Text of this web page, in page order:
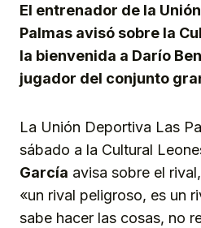
El entrenador de la
Palmas avisó sobre la
la bienvenida a Darío
jugador del conjunto
La Unión Deportiva Las
sábado a la Cultural
García avisa sobre el
«un rival peligroso, es un
sabe hacer las cosas, no